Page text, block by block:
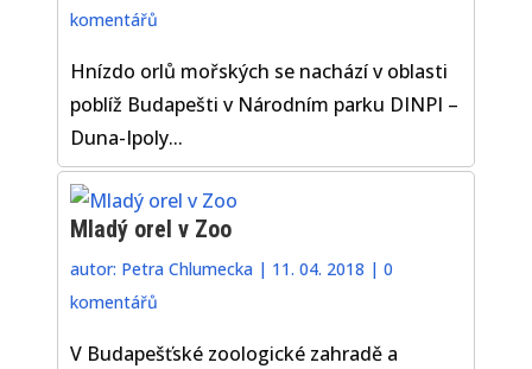
komentářů
Hnízdo orlů mořských se nachází v oblasti
poblíž Budapešti v Národním parku DINPI –
Duna-Ipoly...
Mladý orel v Zoo
autor: Petra Chlumecka | 11. 04. 2018 |0
komentářů
V Budapešťské zoologické zahradě a